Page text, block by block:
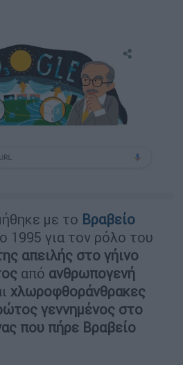
με το Βραβείο
1995 για τον ρόλο του
απειλής στο γήινο
από ανθρωπογενή
χλωροφθοράνθρακες
γεννημένος στο
που πήρε Βραβείο